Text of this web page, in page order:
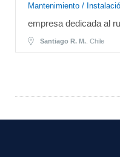
Mantenimiento /
empresa dedicada al
Santiago R. M. . Chile